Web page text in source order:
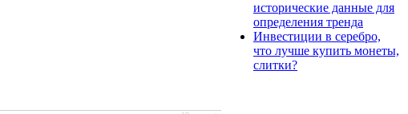
исторические данные для
определения тренда
Инвестиции в серебро,
что лучше купить монеты,
слитки?